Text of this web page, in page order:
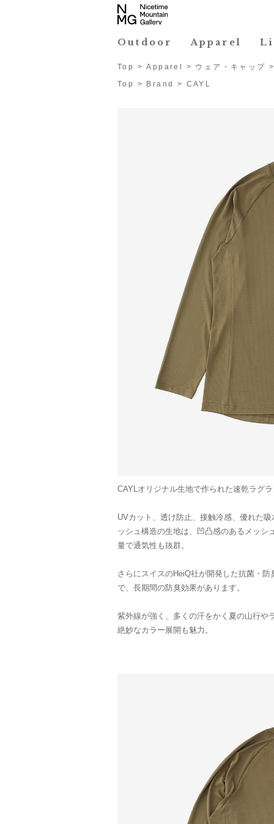
Outdoor Apparel
Top >Apparel > ウェア・キャップ
Top
> Brand > CAYL
CAYLオリジナル生地で作られた速乾ラグ
UVカット、透け防止、接触冷感、優れた
ッシュ構造の生地は、凹凸感のあるメッ
量で通気性も抜群。
さらにスイスのHeiQ社が開発した抗菌・
で、長期間の防臭効果があります。
紫外線が強く、多くの汗をかく夏の山行や
絶妙なカラー展開も魅力。